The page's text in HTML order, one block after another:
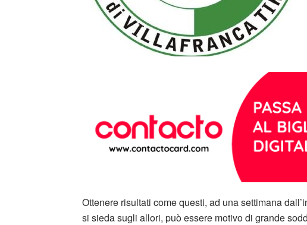
Ottenere risultati come questi, ad una settimana
si sieda sugli allori, può essere motivo di grande